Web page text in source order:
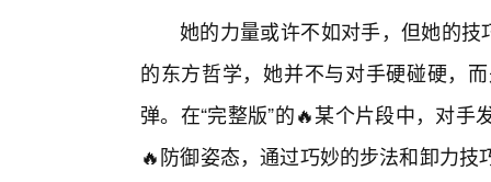
她的力量或许不如对手，但她的技
的东方哲学，她并不与对手硬碰硬，
弹。在“完整版”的🔥某个片段中，对
🔥防御姿态，通过巧妙的步法和卸力